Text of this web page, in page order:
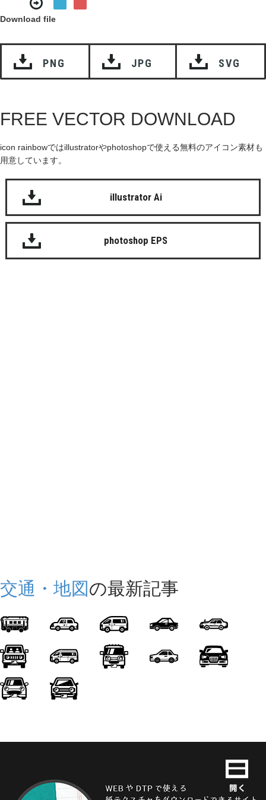
Download file
PNG JPG SVG
FREE VECTOR DOWNLOAD
icon rainbowではillustratorやphotoshopで使える無料のアイコン素材も
用意しています。
illustrator Ai
photoshop EPS
交通・地図の最新記事